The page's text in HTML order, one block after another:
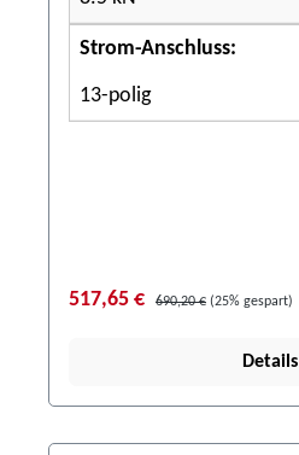
Strom-Anschluss:
13-polig
517,65 € 690,20 € (25% gespart)
Details